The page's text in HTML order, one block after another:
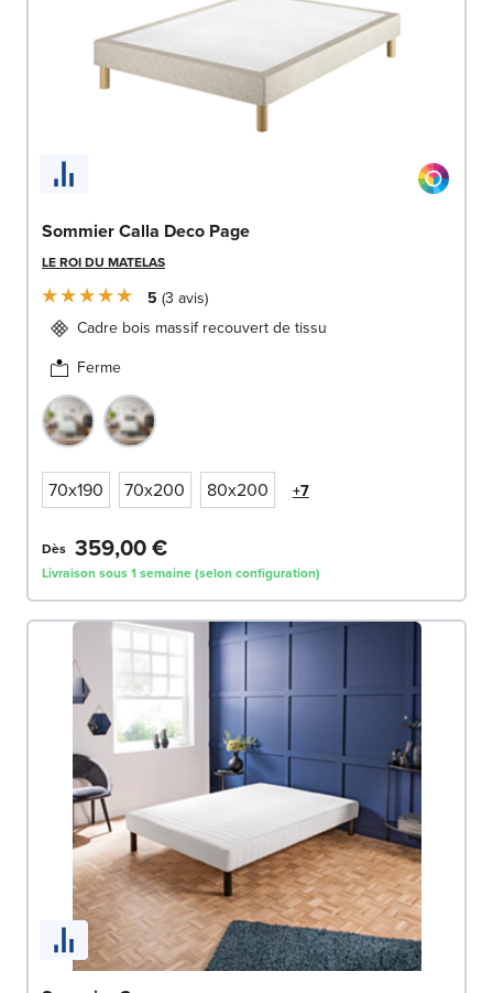
Sommier Calla Deco Page
LE ROI DU MATELAS
5 3 avis
Cadre bois massif recouvert de tissu
Ferme
70x190 70x200 80x200 +7
Dès 359,00 €
Livraison sous 1 semaine (selon configuration)